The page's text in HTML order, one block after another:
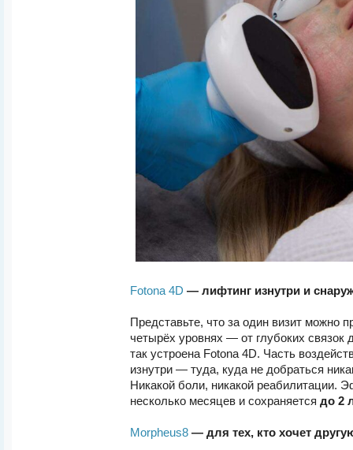
Fotona 4D — лифтинг изнутри и
Представьте, что за один визит можно
четырёх уровнях — от глубоких связок
так устроена Fotona 4D. Часть
изнутри — туда, куда не добраться
Никакой боли, никакой реабилитации.
несколько месяцев и сохраняется до 2
Morpheus8 — для тех, кто хочет